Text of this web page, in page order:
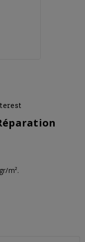
m².